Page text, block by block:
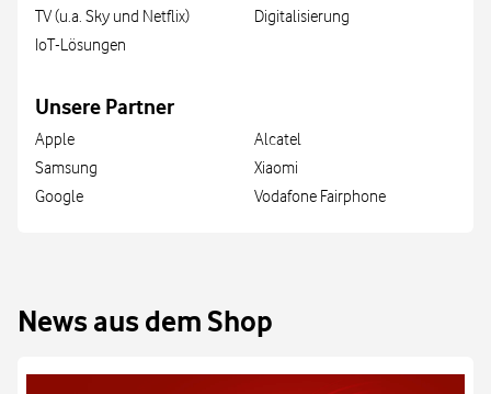
TV (u.a. Sky und Netflix)
IoT-Lösungen
Digitalisierung
Unsere Partner
Apple
Samsung
Google
Alcatel
Xiaomi
Vodafone Fairphone
News aus dem Shop